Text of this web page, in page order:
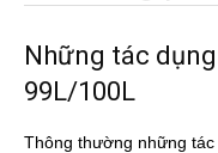
Những tác
99L/100L
Thông thường những